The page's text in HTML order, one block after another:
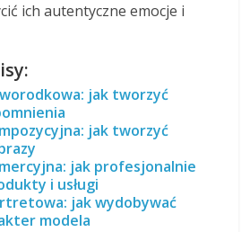
ich autentyczne emocje i
jak tworzyć
jak tworzyć
jak profesjonalnie
i usługi
jak wydobywać
modela